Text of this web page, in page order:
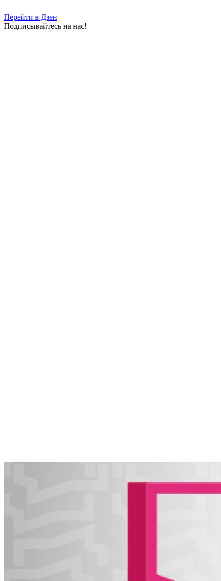
Перейти в Дзен
Подписывайтесь на нас!